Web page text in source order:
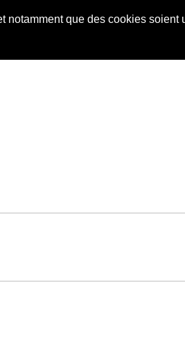
que des cookies soient